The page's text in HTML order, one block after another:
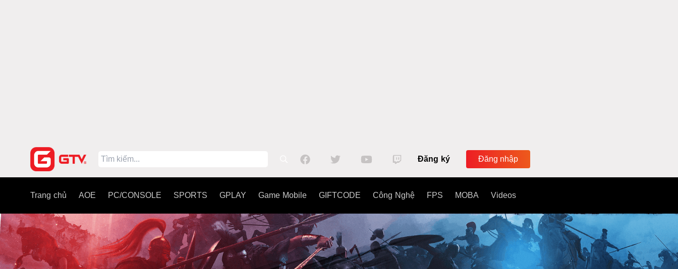
Đăng ký Đăng nhập
Trang chủ AOE PC/CONSOLE SPORTS GPLAY Game Mobile GIFTCODE Công Nghệ FPS MOBA Videos